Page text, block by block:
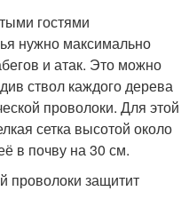
гостями
нужно максимально
и атак. Это можно
ствол каждого дерева
проволоки. Для этой
сетка высотой около
в почву на 30 см.
проволоки защитит